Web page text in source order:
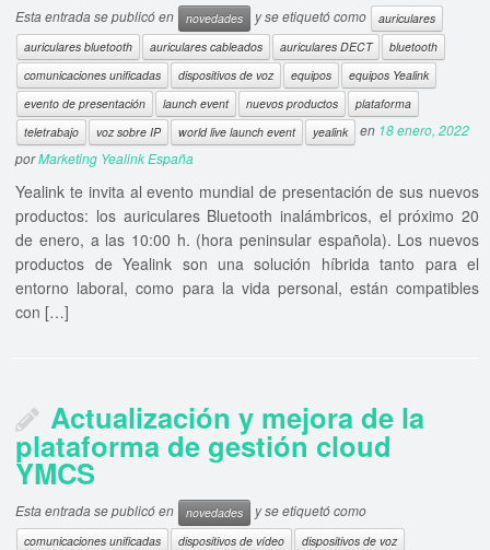
Esta entrada se publicó en novedades y se etiquetó como
auriculares
auriculares bluetooth
auriculares cableados auriculares DECT
bluetooth
comunicaciones unificadas
dispositivos de voz equipos
equipos Yealink
evento de presentación
launch event nuevos productos
plataforma
teletrabajo
voz sobre IP world live launch event yealink en 18 enero, 2022
porMarketing Yealink España
Yealink te invita al evento mundial de presentación de sus nuevos
productos: los auriculares Bluetooth inalámbricos, el próximo 20
de enero, a las 10:00 h. (hora peninsular española). Los nuevos
productos de Yealink son una solución híbrida tanto para el
entorno laboral, como para la vida personal, están compatibles
con […]
Actualización y mejora de la
plataforma de gestión cloud
YMCS
Esta entrada se publicó en novedades y se etiquetó como
comunicaciones unificadas dispositivos de vídeo
dispositivos de voz